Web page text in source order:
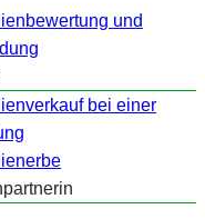
und
bei einer